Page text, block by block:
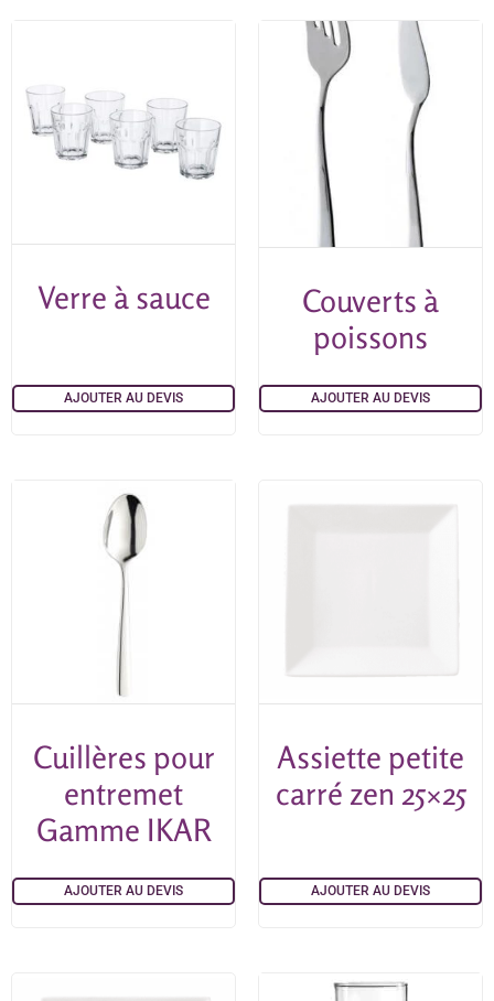
Verre à sauce
AJOUTER AU DEVIS
Couverts à
poissons
AJOUTER AU DEVIS
Cuillères pour
entremet
Gamme IKAR
AJOUTER AU DEVIS
Assiette petite
carré zen 25×25
AJOUTER AU DEVIS